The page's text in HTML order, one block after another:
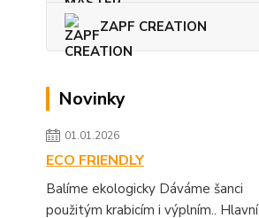
ZAPF CREATION
Novinky
01.01.2026
ECO FRIENDLY
Balíme ekologicky Dáváme šanci
použitým krabicím i výplním.. Hlavní